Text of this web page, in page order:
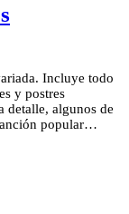
Incluye todo
y postres
detalle, algunos de
popular…